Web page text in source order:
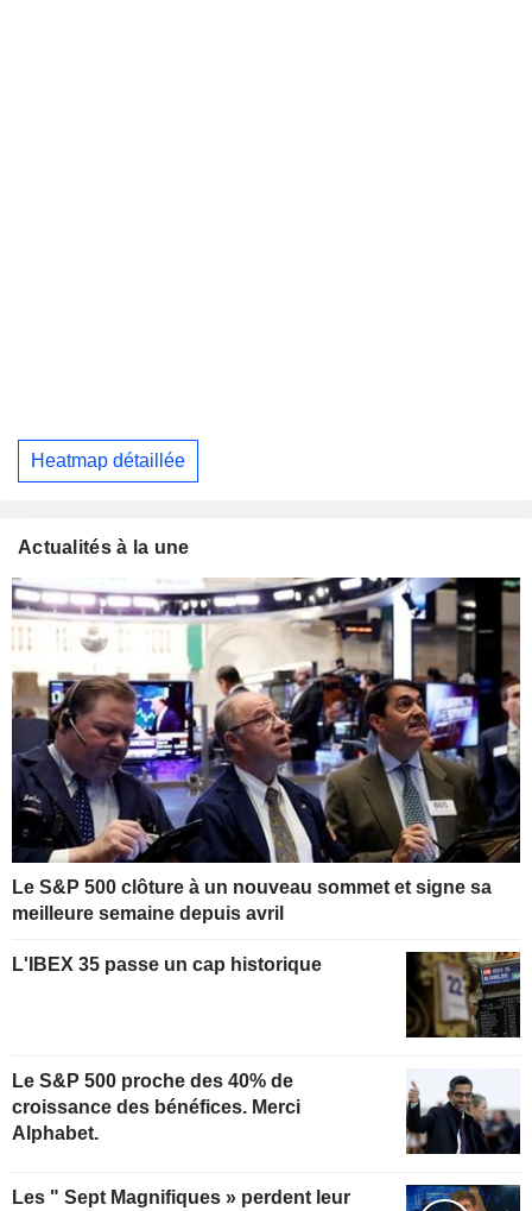
Heatmap détaillée
Actualités à la une
Le S&P 500 clôture à un nouveau sommet et signe sa
meilleure semaine depuis avril
L'IBEX 35 passe un cap historique
Le S&P 500 proche des 40% de
croissance des bénéfices. Merci
Alphabet.
Les " Sept Magnifiques » perdent leur